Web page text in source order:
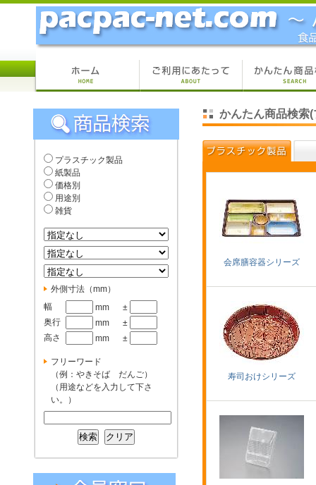
プラスチック製品
紙製品
価格別
用途別
雑貨
外側寸法（mm）
幅
mm
±
奥行
mm
±
高さ
mm ±
フリーワード
（例：やきそば だんご）
（用途などを入力して下さ
い。）
かんたん商品検索
会席膳容器シリーズ
寿司おけシリーズ